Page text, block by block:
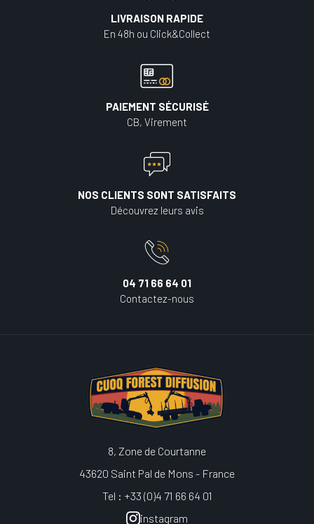
LIVRAISON RAPIDE
En 48h ou Click&Collect
PAIEMENT SÉCURISÉ
CB, Virement
NOS CLIENTS SONT SATISFAITS
Découvrez leurs avis
04 71 66 64 01
Contactez-nous
8, Zone de Courtanne
43620 Saint Pal de Mons - France
Tel : +33 (0)4 71 66 64 01
instagram